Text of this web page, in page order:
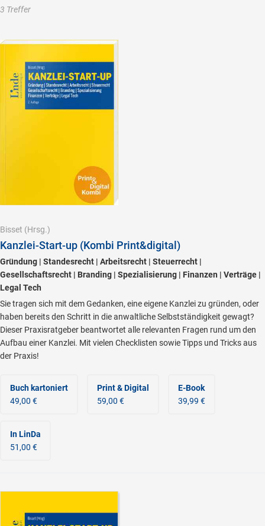
3 Treffer
Bisset (Hrsg.)
Kanzlei-Start-up (Kombi Print&digital)
Gründung | Standesrecht | Arbeitsrecht | Steuerrecht |
Gesellschaftsrecht | Branding | Spezialisierung | Finanzen | Verträge |
Legal Tech
Sie tragen sich mit dem Gedanken, eine eigene Kanzlei zu gründen, oder
haben bereits den Schritt in die anwaltliche Selbstständigkeit gewagt?
Dieser Praxisratgeber beantwortet alle relevanten Fragen rund um den
Aufbau einer Kanzlei. Mit vielen Checklisten sowie Tipps und Tricks aus
der Praxis!
Buch kartoniert
49,00 €
Print & Digital
59,00 €
E-Book
39,99 €
In LinDa
51,00 €